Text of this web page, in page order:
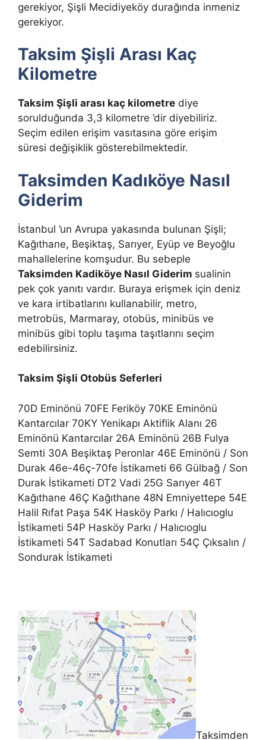
gerekiyor, Şişli Mecidiyeköy durağında inmeniz
gerekiyor.
Taksim Şişli Arası Kaç
Kilometre
Taksim Şişli arası kaç kilometre diye
sorulduğunda 3,3 kilometre ’dir diyebiliriz.
Seçim edilen erişim vasıtasına göre erişim
süresi değişiklik gösterebilmektedir.
Taksimden Kadıköye Nasıl
Giderim
İstanbul ’un Avrupa yakasında bulunan Şişli;
Kağıthane, Beşiktaş, Sarıyer, Eyüp ve Beyoğlu
mahallelerine komşudur. Bu sebeple
Taksimden Kadiköye Nasıl Giderim sualinin
pek çok yanıtı vardır. Buraya erişmek için deniz
ve kara irtibatlarını kullanabilir, metro,
metrobüs, Marmaray, otobüs, minibüs ve
minibüs gibi toplu taşıma taşıtlarını seçim
edebilirsiniz.
Taksim Şişli Otobüs Seferleri
70D Eminönü 70FE Feriköy 70KE Eminönü
Kantarcılar 70KY Yenikapı Aktiflik Alanı 26
Eminönü Kantarcılar 26A Eminönü 26B Fulya
Semti 30A Beşiktaş Peronlar 46E Eminönü / Son
Durak 46e-46ç-70fe İstikameti 66 Gülbağ / Son
Durak İstikameti DT2 Vadi 25G Sarıyer 46T
Kağıthane 46Ç Kağıthane 48N Emniyettepe 54E
Halil Rıfat Paşa 54K Hasköy Parkı / Halıcıoglu
İstikameti 54P Hasköy Parkı / Halıcıoglu
İstikameti 54T Sadabad Konutları 54Ç Çıksalın /
Sondurak İstikameti
Taksimden